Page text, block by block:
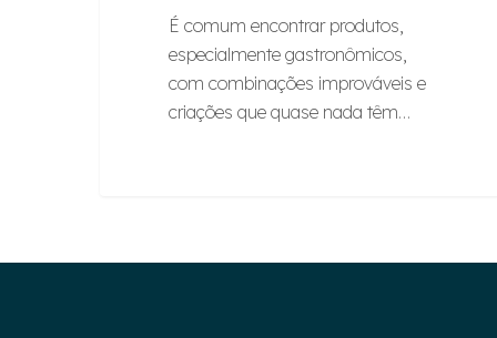
É comum encontrar produtos,
especialmente gastronômicos,
com combinações improváveis e
criações que quase nada têm…